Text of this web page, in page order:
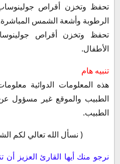
تحفظ وتخزن أقراص
الرطوبة وأشعة الشمس
تحفظ وتخزن أقراص
الأطفال.
تنبيه هام
هذه المعلومات الدوائية
الطبيب والموقع غير مسؤول
الطبيب.
( نسأل الله تعالي لكم
نرجو منك أيها القارئ العزيز